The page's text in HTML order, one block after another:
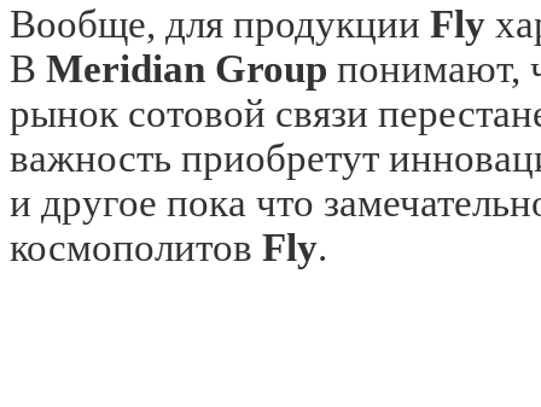
Вообще, для продукции Fly
В Meridian Group понимают,
рынок сотовой связи
важность приобретут
и другое пока что
космополитов Fly.